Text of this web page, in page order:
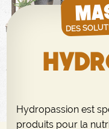
DES
Hydropassion est
produits pour la